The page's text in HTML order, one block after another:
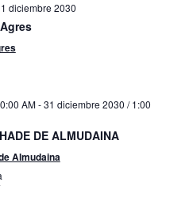
diciembre 2030
AM-31 diciembre 2030 / 1:00
DE ALMUDAINA
Almudaina